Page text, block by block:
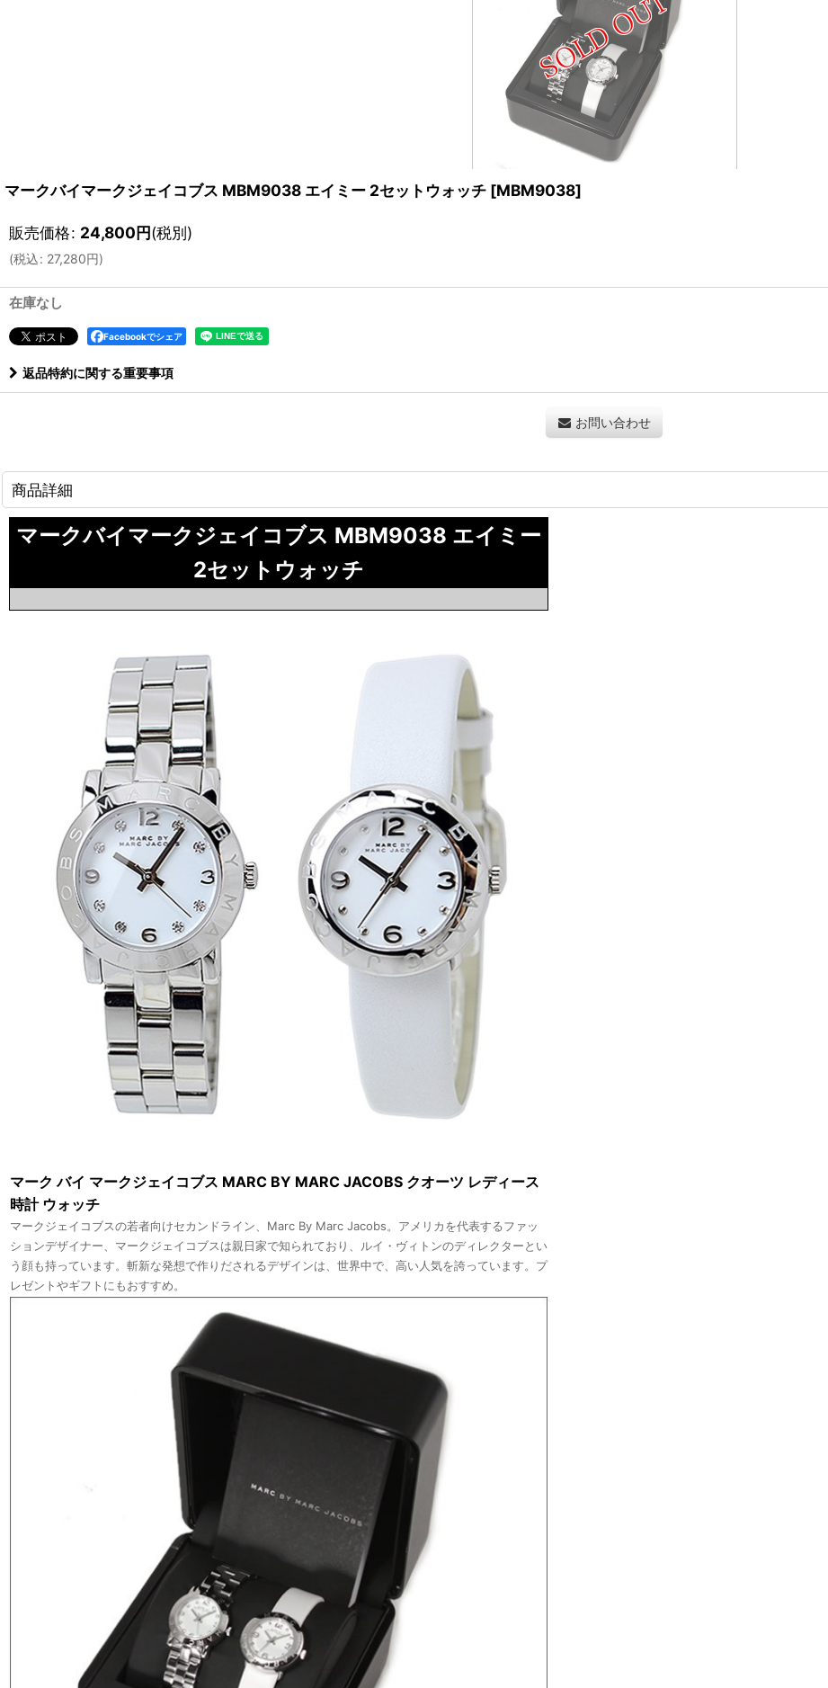
マークバイマークジェイコブス MBM9038 エイミー 2セットウォッチ [MBM9038]
販売価格: 24,800円(税別)
(税込: 27,280円)
在庫なし
Facebookでシェア
返品特約に関する重要事項
お問い合わせ
商品詳細
マークバイマークジェイコブス MBM9038 エイミー
2セットウォッチ
マーク バイ マークジェイコブス MARC BY MARC JACOBS クオーツ レディース
時計 ウォッチ
マークジェイコブスの若者向けセカンドライン、Marc By Marc Jacobs。アメリカを代表するファッ
ションデザイナー、マークジェイコブスは親日家で知られており、ルイ・ヴィトンのディレクターとい
う顔も持っています。斬新な発想で作りだされるデザインは、世界中で、高い人気を誇っています。プ
レゼントやギフトにもおすすめ。